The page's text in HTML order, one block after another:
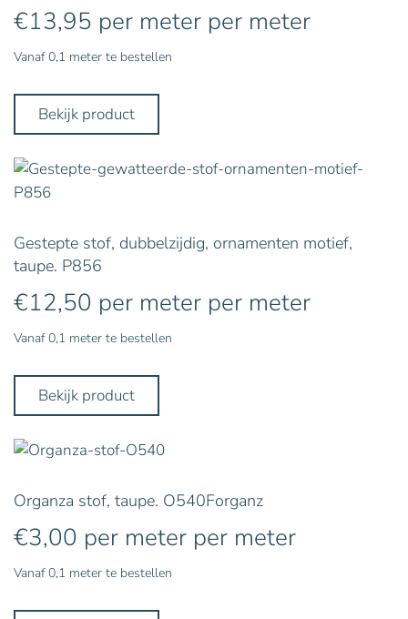
€13,95 per meter per meter
Vanaf 0,1 meter te bestellen
Bekijk product
Gestepte stof, dubbelzijdig, ornamenten motief,
taupe. P856
€12,50 per meter per meter
Vanaf 0,1 meter te bestellen
Bekijk product
Organza stof, taupe. O540Forganz
€3,00 per meter per meter
Vanaf 0,1 meter te bestellen